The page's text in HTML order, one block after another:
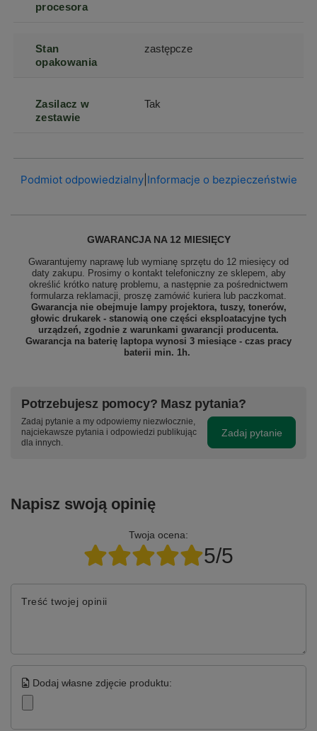
procesora
Stan
opakowania
zastępcze
Zasilacz w
zestawie
Tak
Podmiot odpowiedzialny| Informacje o bezpieczeństwie
GWARANCJA NA 12 MIESIĘCY
Gwarantujemy naprawę lub wymianę sprzętu do 12 miesięcy od
daty zakupu. Prosimy o kontakt telefoniczny ze sklepem, aby
określić krótko naturę problemu, a następnie za pośrednictwem
formularza reklamacji, proszę zamówić kuriera lub paczkomat.
Gwarancja nie obejmuje lampy projektora, tuszy, tonerów,
głowic drukarek - stanowią one części eksploatacyjne tych
urządzeń, zgodnie z warunkami gwarancji producenta.
Gwarancja na baterię laptopa wynosi 3 miesiące - czas pracy
baterii min. 1h.
Potrzebujesz pomocy? Masz pytania?
Zadaj pytanie a my odpowiemy niezwłocznie,
najciekawsze pytania i odpowiedzi publikując
dla innych.
Zadaj pytanie
Napisz swoją opinię
Twoja ocena:
5/5
Treść twojej opinii
Dodaj własne zdjęcie produktu: